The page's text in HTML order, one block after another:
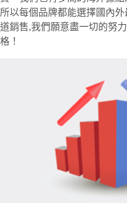
所以每個品牌都能選擇國內
道銷售,我們願意盡一切的努
格！